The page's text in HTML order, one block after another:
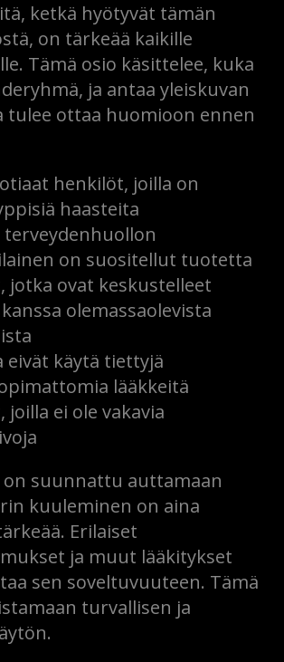
ketkä hyötyvät tämän
on tärkeää kaikille
Tämä osio käsittelee, kuka
ja antaa yleiskuvan
tulee ottaa huomioon ennen
henkilöt, joilla on
haasteita
terveydenhuollon
on suositellut tuotetta
jotka ovat keskustelleet
olemassaolevista
eivät käytä tiettyjä
lääkkeitä
joilla ei ole vakavia
on suunnattu auttamaan
kuuleminen on aina
Erilaiset
ja muut lääkitykset
sen soveltuvuuteen. Tämä
turvallisen ja